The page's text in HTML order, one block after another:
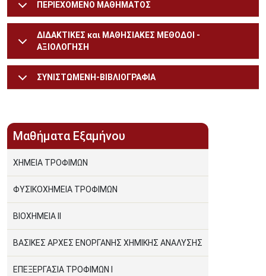
ΠΕΡΙΕΧΟΜΕΝΟ ΜΑΘΗΜΑΤΟΣ
ΔΙΔΑΚΤΙΚΕΣ και ΜΑΘΗΣΙΑΚΕΣ ΜΕΘΟΔΟΙ -
ΑΞΙΟΛΟΓΗΣΗ
ΣΥΝΙΣΤΩΜΕΝΗ-ΒΙΒΛΙΟΓΡΑΦΙΑ
Μαθήματα Εξαμήνου
ΧΗΜΕΙΑ ΤΡΟΦΙΜΩΝ
ΦΥΣΙΚΟΧΗΜΕΙΑ ΤΡΟΦΙΜΩΝ
ΒΙΟΧΗΜΕΙΑ ΙΙ
ΒΑΣΙΚΕΣ ΑΡΧΕΣ ΕΝΟΡΓΑΝΗΣ ΧΗΜΙΚΗΣ ΑΝΑΛΥΣΗΣ
ΕΠΕΞΕΡΓΑΣΙΑ ΤΡΟΦΙΜΩΝ Ι